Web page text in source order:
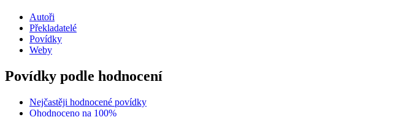
Autoři
Překladatelé
Povídky
Weby
Povídky podle hodnocení
Nejčastěji hodnocené povídky
Ohodnoceno na 100%